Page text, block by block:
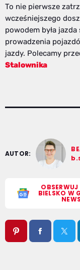
To nie pierwsze
wcześniejszego
powodem była
prowadzenia
jazdy. Polecamy
Stalownika
AUTOR:
BIELSKO W
NEWS